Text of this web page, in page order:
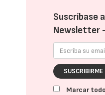
Suscríbase
Newsletter
SUSCRIBIRME
Marcar